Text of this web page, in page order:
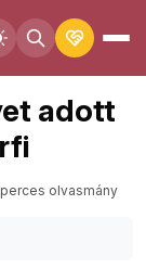
adott
perces olvasmány